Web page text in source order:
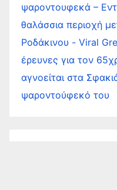
ψαροντουφεκά –
θαλάσσια περιοχή
Ροδάκινου - Viral
έρευνες για τον
αγνοείται στα
ψαροντούφεκό του